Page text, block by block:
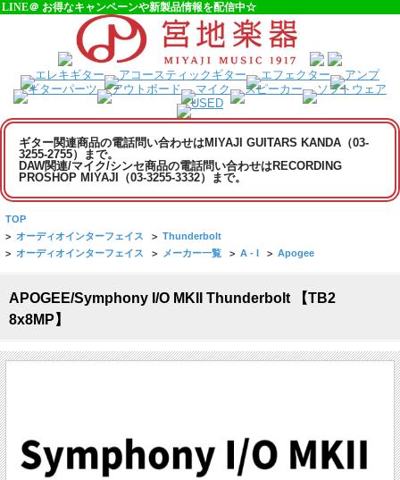
LINE＠ お得なキャンペーンや新製品情報を配信中☆
ギター関連商品の電話問い合わせはMIYAJI GUITARS KANDA（03-
3255-2755）まで。
DAW関連/マイク/シンセ商品の電話問い合わせはRECORDING
PROSHOP MIYAJI（03-3255-3332）まで。
TOP
> オーディオインターフェイス > Thunderbolt
> オーディオインターフェイス > メーカー一覧 > A - I > Apogee
APOGEE/Symphony I/O MKII Thunderbolt 【TB2
8x8MP】